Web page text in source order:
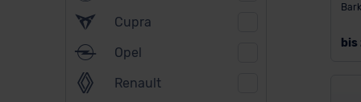
Cupra
Opel
Renault
bis